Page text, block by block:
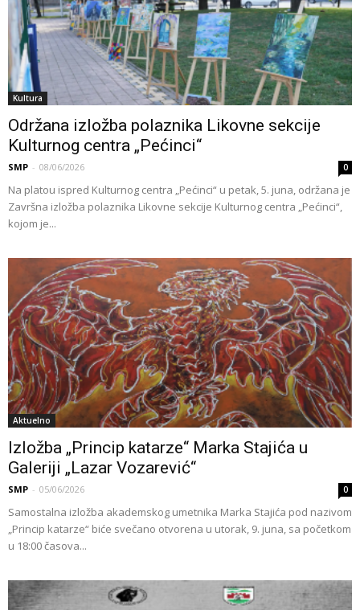
Kultura
Održana izložba polaznika Likovne sekcije
Kulturnog centra „Pećinci“
SMP - 08/06/2026 0
Na platou ispred Kulturnog centra „Pećinci“ u petak, 5. juna, održana je
Završna izložba polaznika Likovne sekcije Kulturnog centra „Pećinci“,
kojom je...
Aktuelno
Izložba „Princip katarze“ Marka Stajića u
Galeriji „Lazar Vozarević“
SMP - 05/06/2026 0
Samostalna izložba akademskog umetnika Marka Stajića pod nazivom
„Princip katarze“ biće svečano otvorena u utorak, 9. juna, sa početkom
u 18:00 časova...